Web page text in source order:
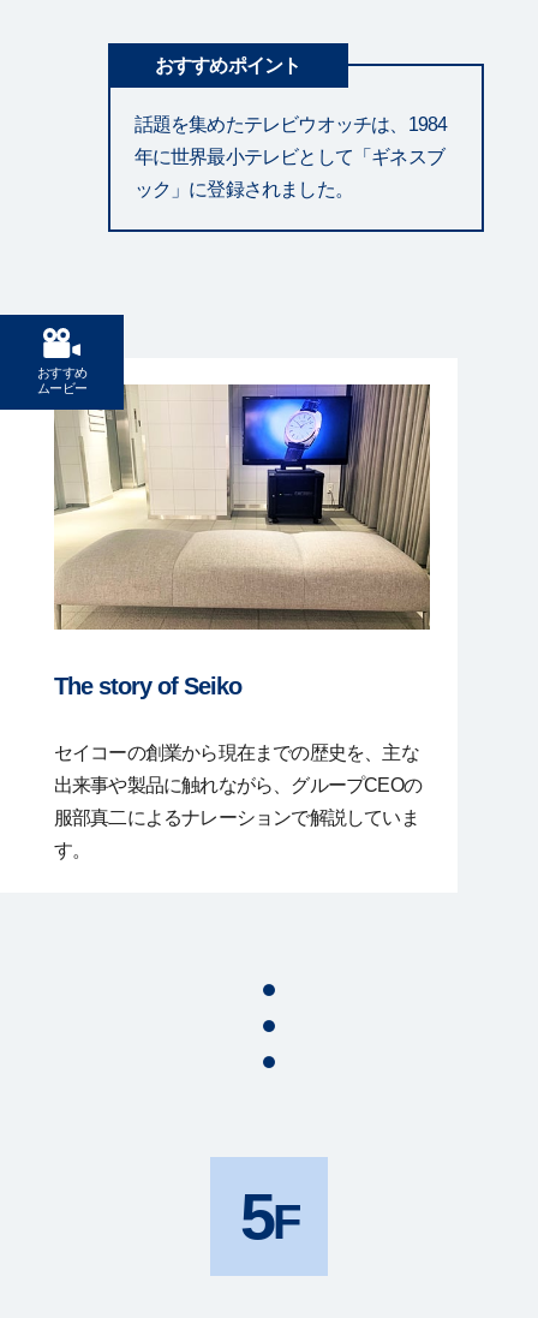
おすすめポイント
話題を集めたテレビウオッチは、1984
年に世界最小テレビとして「ギネスブ
ック」に登録されました。
おすすめ
ムービー
The story of Seiko
セイコーの創業から現在までの歴史を、主な
出来事や製品に触れながら、グループCEOの
服部真二によるナレーションで解説していま
す。
5